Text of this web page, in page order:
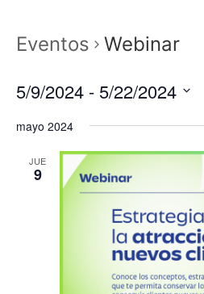
Eventos Webinar
5/9/2024 - 5/22/2024
fecha.
mayo 2024
JUE
9